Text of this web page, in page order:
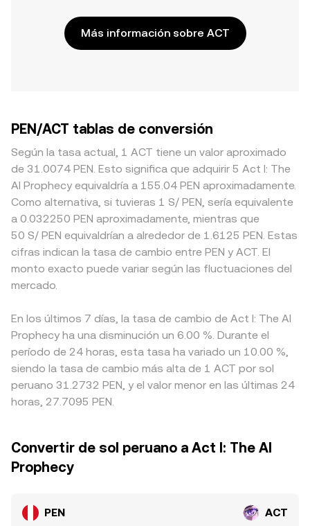
Más información sobre ACT
PEN/ACT tablas de conversión
Según la tasa actual, 1 ACT tiene un valor aproximado
de 31.0074 PEN. Esto significa que adquirir 5 Act I: The
AI Prophecy equivaldría a 155.04 PEN aproximadamente.
Como alternativa, si tuvieras 1 S/ PEN, sería equivalente
a 0.032250 PEN aproximadamente, mientras que
50 S/ PEN equivaldrían a alrededor de 1.6125 PEN. Estas
cifras indican la tasa de cambio entre PEN y ACT. El
monto exacto puede variar según las fluctuaciones del
mercado.
En los últimos 7 días, la tasa de cambio de Act I: The AI
Prophecy ha una disminución un 6.00 %. Durante el
período de 24 horas, esta tasa ha variado un 10.00 %,
siendo la tasa de cambio más alta de 1 ACT por sol
peruano 31.2732 PEN, y el valor menor en las últimas 24
horas, 27.7095 PEN.
Convertir de sol peruano a Act I: The AI
Prophecy
PEN ACT